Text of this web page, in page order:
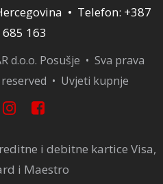
• Telefon: +387
163
d.o.o. Posušje • Sva prava
• Uvjeti kupnje
i debitne kartice Visa,
i Maestro